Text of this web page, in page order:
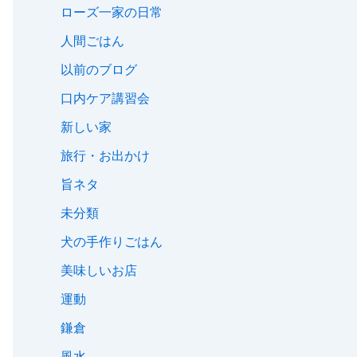
ローズ一家の日常
人間ごはん
以前のブログ
口内ケア講習会
新しい家
旅行・お出かけ
旨ネタ
未分類
犬の手作りごはん
美味しいお店
運動
鎌倉